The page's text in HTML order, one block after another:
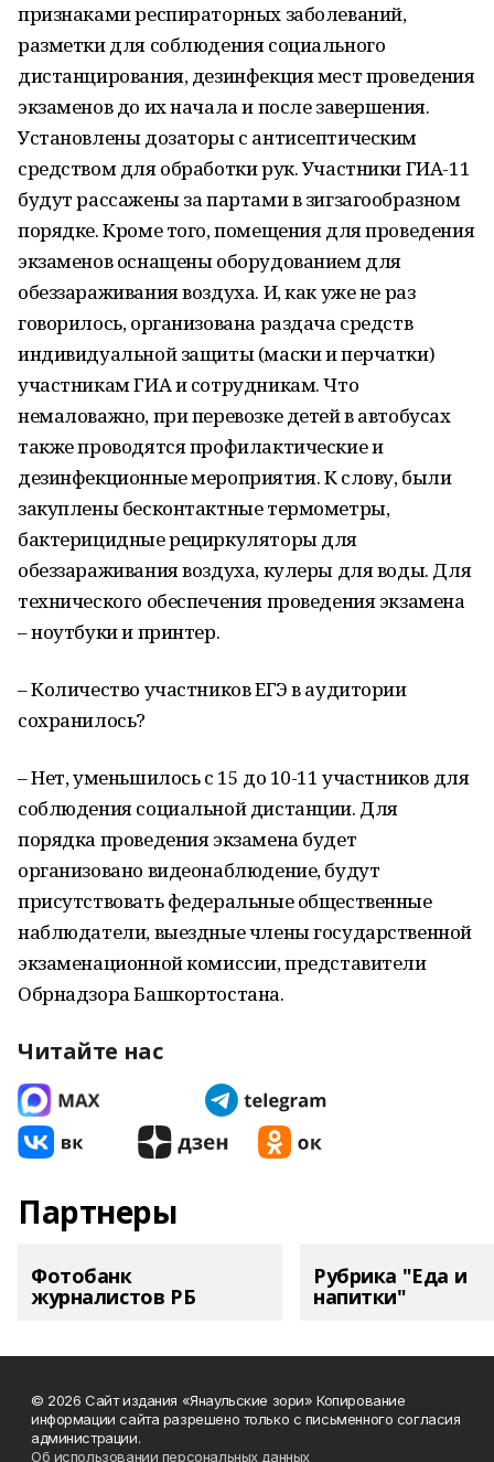
признаками респираторных заболеваний,
разметки для соблюдения социального
дистанцирования, дезинфекция мест проведения
экзаменов до их начала и после завершения.
Установлены дозаторы с антисептическим
средством для обработки рук. Участники ГИА-11
будут рассажены за партами в зигзагообразном
порядке. Кроме того, помещения для проведения
экзаменов оснащены оборудованием для
обеззараживания воздуха. И, как уже не раз
говорилось, организована раздача средств
индивидуальной защиты (маски и перчатки)
участникам ГИА и сотрудникам. Что
немаловажно, при перевозке детей в автобусах
также проводятся профилактические и
дезинфекционные мероприятия. К слову, были
закуплены бесконтактные термометры,
бактерицидные рециркуляторы для
обеззараживания воздуха, кулеры для воды. Для
технического обеспечения проведения экзамена
– ноутбуки и принтер.
– Количество участников ЕГЭ в аудитории
сохранилось?
– Нет, уменьшилось с 15 до 10-11 участников для
соблюдения социальной дистанции. Для
порядка проведения экзамена будет
организовано видеонаблюдение, будут
присутствовать федеральные общественные
наблюдатели, выездные члены государственной
экзаменационной комиссии, представители
Обрнадзора Башкортостана.
Читайте нас
Партнеры
Фотобанк
журналистов РБ
Рубрика "Еда и
напитки"
© 2026 Сайт издания «Янаульские зори» Копирование
информации сайта разрешено только с письменного согласия
администрации.
Об использовании персональных данных